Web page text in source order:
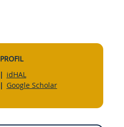
PROFIL
idHAL
Google Scholar